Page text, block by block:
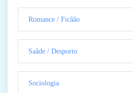
Romance / Ficãão
Saãde / Desporto
Sociologia